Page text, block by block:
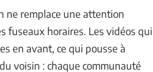
ne remplace une attention
fuseaux horaires. Les vidéos qui
en avant, ce qui pousse à
voisin : chaque communauté